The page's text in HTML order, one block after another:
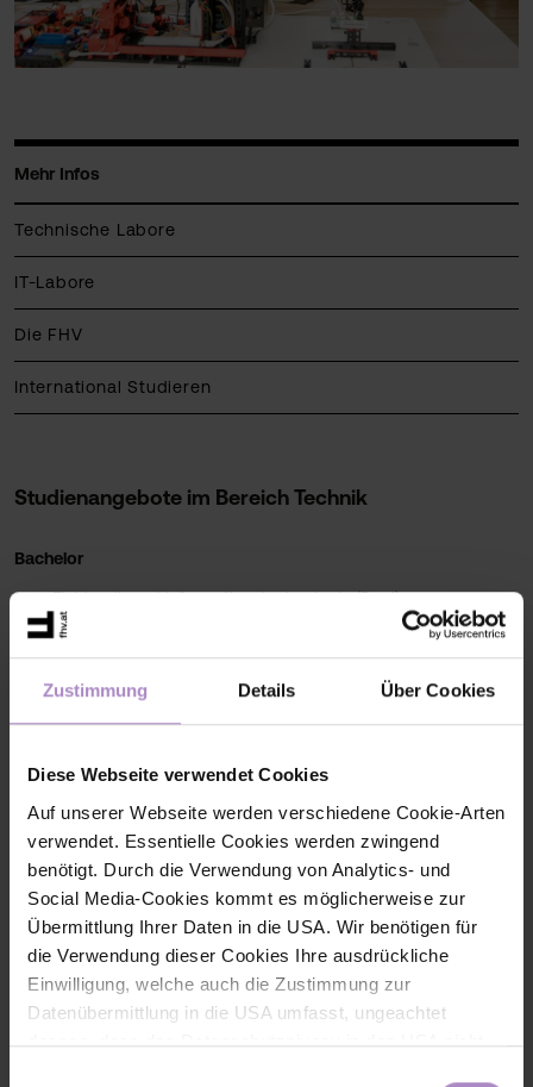
Zustimmung Details Über Cookies
Diese Webseite verwendet Cookies
Auf unserer Webseite werden verschiedene Cookie-Arten
verwendet. Essentielle Cookies werden zwingend
benötigt. Durch die Verwendung von Analytics- und
Social Media-Cookies kommt es möglicherweise zur
Übermittlung Ihrer Daten in die USA. Wir benötigen für
die Verwendung dieser Cookies Ihre ausdrückliche
Einwilligung, welche auch die Zustimmung zur
Datenübermittlung in die USA umfasst, ungeachtet
dessen, dass das Datenschutzniveau in den USA nicht
Mehr Infos
Technische Labore
IT-Labore
Die FHV
International Studieren
Studienangebote im Bereich Technik
Bachelor
Elektronik und Informationstechnologie (Dual)
Informatik - Digital Innovation (Berufsbegleitend)
Informatik - Software and Information Engineering (Vollzeit)
Mechatronik (Vollzeit)
Mechatronik (Berufsbegleitend)
Wirtschaftsingenieurwesen (Berufsbegleitend | Dual)
Master
Informatik (Vollzeit)
Mechatronics (Vollzeit)
Nachhaltige Energiesysteme (Berufsbegleitend)
Wirtschaftsinformatik - Digital Transformation
(Berufsbegleitend)